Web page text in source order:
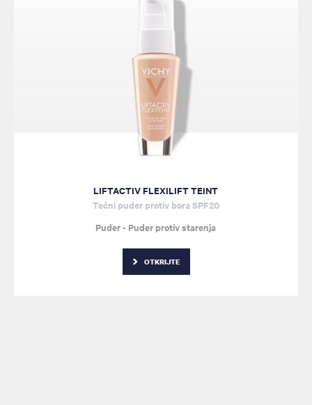
LIFTACTIV FLEXILIFT TEINT
Tečni puder protiv bora SPF20
Puder - Puder protiv starenja
OTKRIJTE